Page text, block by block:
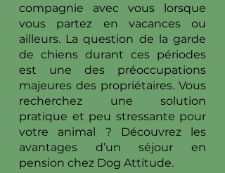
compagnie avec vous lorsque
vous partez en vacances ou
ailleurs. La question de la garde
de chiens durant ces périodes
est une des préoccupations
majeures des propriétaires. Vous
recherchez une solution
pratique et peu stressante pour
votre animal ? Découvrez les
avantages d’un séjour en
pension chez Dog Attitude.